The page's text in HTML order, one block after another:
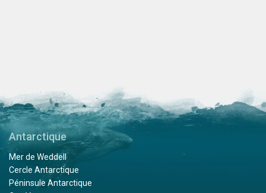
Antarctique
Mer de Weddell
Cercle Antarctique
Péninsule Antarctique